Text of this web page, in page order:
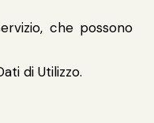
che possono
di Utilizzo.